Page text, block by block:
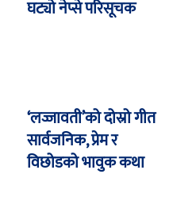
घट्यो नेप्से परिसूचक
‘लज्जावती’को दोस्रो गीत
सार्वजनिक, प्रेम र
विछोडको भावुक कथा